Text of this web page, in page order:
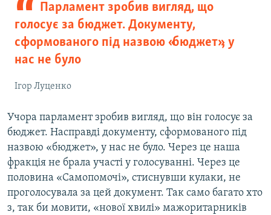
Парламент зробив вигляд, що
голосує за бюджет. Документу,
сформованого під назвою «бюджет», у
нас не було
Ігор Луценко
Учора парламент зробив вигляд, що він голосує за
бюджет. Насправді документу, сформованого під
назвою «бюджет», у нас не було. Через це наша
фракція не брала участі у голосуванні. Через це
половина «Самопомочі», стиснувши кулаки, не
проголосувала за цей документ. Так само багато хто
з, так би мовити, «нової хвилі» мажоритарників